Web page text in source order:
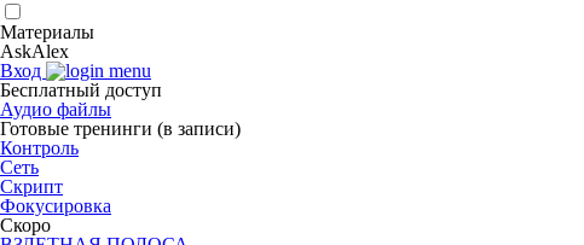
Материалы
AskAlex
Вход
Бесплатный доступ
Аудио файлы
Готовые тренинги (в записи)
Контроль
Сеть
Скрипт
Фокусировка
Скоро